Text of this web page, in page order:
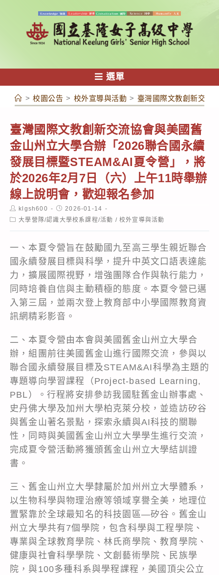
容
選單
> 校園公告 > 校外宣導與活動 > 臺灣國際文教創新交流
臺灣國際文教創新交流協會與美國舊
金山州立大學合辦「2026聯合國永續
發展目標暨STEAM&AI夏令營」，將
於2026年2月7日（六）上午11時舉辦
線上說明會，歡迎報名參加
Post
author:
klgsh600
Post
published:
2026-01-14
Post大學營隊/認識大學校系課程/活動 / 校外宣導與活動
一、本夏令營旨在鼓勵國九至高三學生親近聯合
國永續發展目標與科學，提升中英文口語表達能
力，擴展國際視野，增強團隊合作與執行能力，
同時培養自信與主動積極的態度。本夏令營已邁
入第三屆，並兩次登上教育部中小學國際教育資
訊網精彩影音。
二、本夏令營由本會與美國舊金山州立大學合
辦，組團前往美國舊金山進行國際交流，參與以
聯合國永續發展目標及STEAM&AI科學為主題的
專題導向學習課程（Project-based Learning,
PBL）。行程將安排參訪我國駐舊金山辦事處、
史丹佛大學及加州大學柏克萊分校，並造訪矽谷
與舊金山著名景點，探索永續與AI科技的關聯
性，同時與美國舊金山州立大學學生進行交流，
完成夏令營活動將獲頒舊金山州立大學結訓證
書。
三、舊金山州立大學隸屬於加州州立大學體系，
以生物科學與物理治療等領域享譽全美，地理位
置緊靠於全球最知名的科技園區—矽谷。舊金山
州立大學共有7個學院，包含科學與工程學院、
專業與全球教育學院、林氏商學院、教育學院、
健康與社會科學學院、文創藝術學院、民族學
院，與100多種科系與學程課程，美國頂尖公立